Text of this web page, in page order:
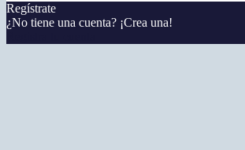
Regístrate
¿No tiene una cuenta? ¡Crea una!